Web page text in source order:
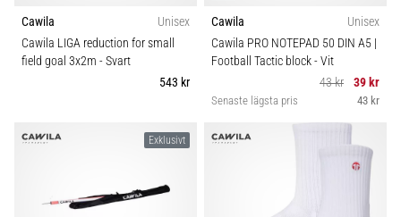
Cawila
Unisex
Cawila LIGA reduction for small
field goal 3x2m - Svart
543 kr
Cawila
Unisex
Cawila PRO NOTEPAD 50 DIN A5 |
Football Tactic block- Vit
43 kr
39 kr
Senaste lägsta pris 43 kr
Exklusivt